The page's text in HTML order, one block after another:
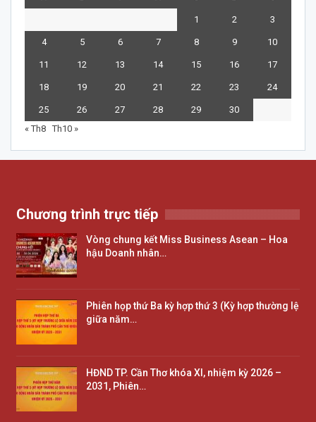
1 2 3
4 5 6 7 8 9 10
11 12 13 14 15 16 17
18 19 20 21 22 23 24
25 26 27 28 29
30
« Th8 Th10 »
Chương trình trực tiếp
Vòng chung kết Miss Business Asean – Hoa
hậu Doanh nhân…
Phiên họp thứ Ba kỳ hợp thứ 3 (Kỳ hợp thường lệ
giữa năm…
HĐND TP. Cần Thơ khóa XI, nhiệm kỳ 2026 –
2031, Phiên…